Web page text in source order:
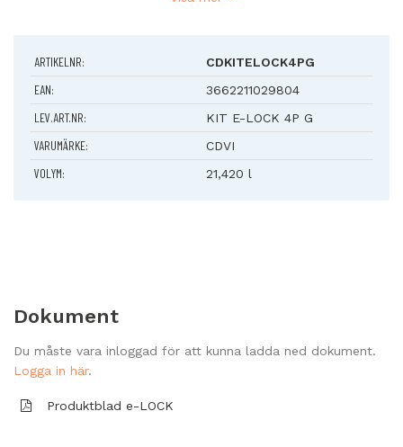
vilket ger stabil låsning och möjlighet att kompensera för
dörrsättningar på upp till 10...15 mm. Detta säkerställer
driftsäker funktion även på tunga eller feljusterade dörrar.
Den förstärkta låsningen med fyra bultar motstår
inbrottsförsök på upp till 6 000 daN, låset är testat för över
2 000 000 cykler.
ARTIKELNR: CDKITELOCK4PG
EAN: 3662211029804
LEV.ART.NR: KIT E-LOCK 4P G
VARUMÄRKE: CDVI
VOLYM: 21,420 l
Dokument
Du måste vara inloggad för att kunna ladda ned dokument.
Logga in här.
Produktblad e-LOCK